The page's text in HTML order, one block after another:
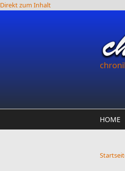
Direkt zum Inhalt
HOME